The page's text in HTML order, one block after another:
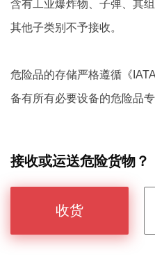
含有工业爆炸物、子弹、其
其他子类别不予接收。
危险品的存储严格遵循《
备有所有必要设备的危险品专
接收或运送危险货物？
收货